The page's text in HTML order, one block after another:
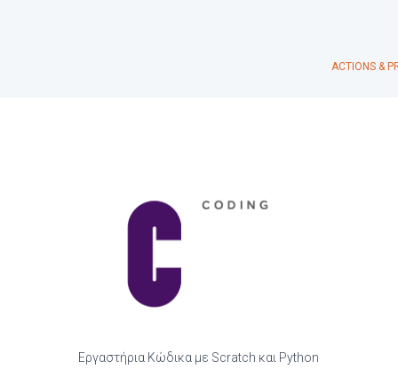
ACTIONS &
Εργαστήρια Κώδικα με Scratch και Python